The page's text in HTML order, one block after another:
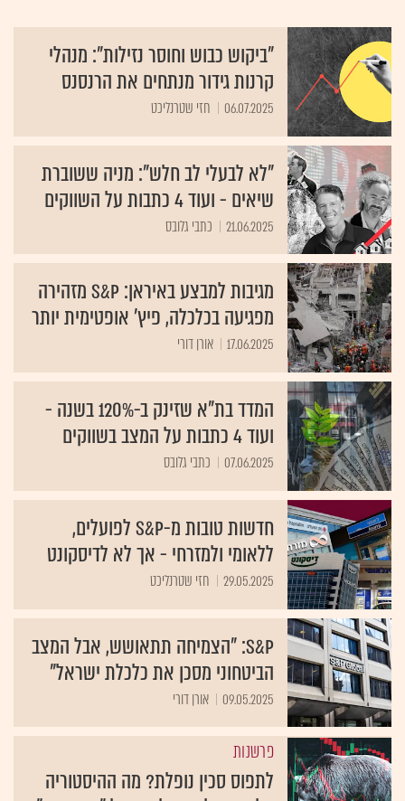
"ביקוש כבוש וחוסר נזילות": מנהלי
קרנות גידור מנתחים את הרנסנס
06.07.2025 חזי שטרנליכט
"לא לבעלי לב חלש": מניה ששוברת
שיאים - ועוד 4 כתבות על השווקים
21.06.2025 כתבי גלובס
מגיבות למבצע באיראן: S&P מזהירה
מפגיעה בכלכלה, פיץ' אופטימית יותר
17.06.2025 אורן דורי
המדד בת"א שזינק ב-120% בשנה -
ועוד 4 כתבות על המצב בשווקים
07.06.2025 כתבי גלובס
חדשות טובות מ-S&P לפועלים,
ללאומי ולמזרחי - אך לא לדיסקונט
29.05.2025 חזי שטרנליכט
S&P: "הצמיחה תתאושש, אבל המצב
הביטחוני מסכן את כלכלת ישראל"
09.05.2025 אורן דורי
פרשנות
לתפוס סכין נופלת? מה ההיסטוריה